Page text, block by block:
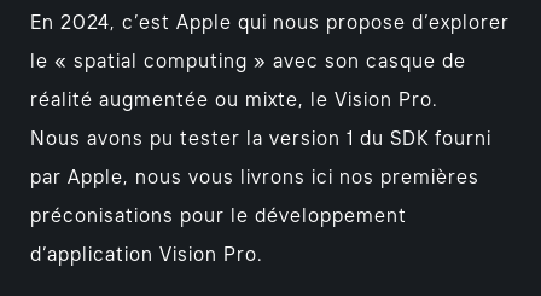
En 2024, c’est Apple qui nous propose d’explorer
le « spatial computing » avec son casque de
réalité augmentée ou mixte, le Vision Pro.
Nous avons pu tester la version 1 du SDK fourni
par Apple, nous vous livrons ici nos premières
préconisations pour le développement
d’application Vision Pro.